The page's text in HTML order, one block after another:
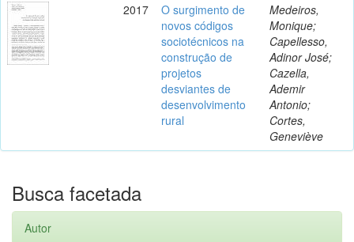
2017
O surgimento de
novos códigos
sociotécnicos na
construção de
projetos
desviantes de
desenvolvimento
rural
Medeiros,
Monique;
Capellesso,
Adinor José;
Cazella,
Ademir
Antonio;
Cortes,
Geneviève
Busca facetada
Autor